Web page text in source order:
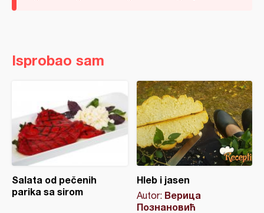
Isprobao sam
Salata od pečenih
parika sa sirom
Hleb i jasen
Autor: Верица
Познановић